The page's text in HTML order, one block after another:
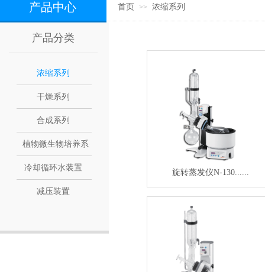
产品中心 首页 >> 浓缩系列
产品分类
浓缩系列
干燥系列
合成系列
植物微生物培养系列
冷却循环水装置
减压装置
旋转蒸发仪N-130......